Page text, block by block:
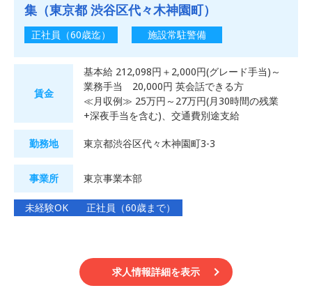
集（東京都 渋谷区代々木神園町）
正社員（60歳迄） 施設常駐警備
未経験OK 正社員（60歳まで）
賃金
基本給 212,098円＋2,000円(グレード手当)～
業務手当 20,000円 英会話できる方
≪月収例≫ 25万円～27万円(月30時間の残業
+深夜手当を含む)、交通費別途支給
勤務地 東京都渋谷区代々木神園町3-3
事業所 東京事業本部
求人情報詳細を表示